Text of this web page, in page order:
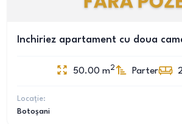
Inchiriez apartament cu doua
50.00 m2 Parter
Locație:
Botoșani